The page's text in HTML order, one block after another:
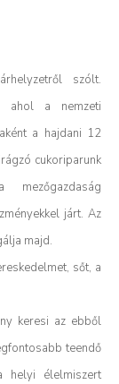
szólt.
ahol a nemzeti
a hajdani 12
cukoriparunk
járt. Az
majd.
sőt, a
keresi az ebből
teendő
helyi élelmiszert